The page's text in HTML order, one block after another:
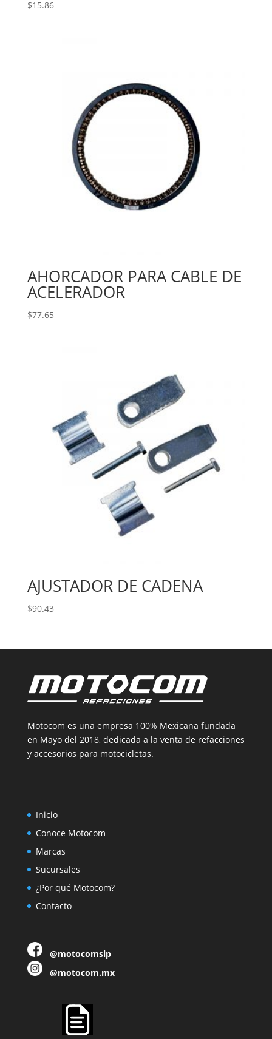
$15.86
AHORCADOR PARA CABLE DE
ACELERADOR
$77.65
AJUSTADOR DE CADENA
$90.43
Motocom es una empresa 100% Mexicana fundada
en Mayo del 2018, dedicada a la venta de refacciones
y accesorios para motocicletas.
Inicio
Conoce Motocom
Marcas
Sucursales
¿Por qué Motocom?
Contacto
@motocomslp
@motocom.mx